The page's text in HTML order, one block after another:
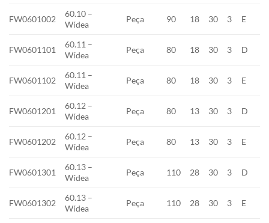
FW0601002
60.10 –
Wídea
Peça 90 18 30 3 E
FW0601101
60.11 –
Wídea
Peça 80 18 30 3 D
FW0601102
60.11 –
Wídea
Peça 80 18 30 3 E
FW0601201
60.12 –
Wídea
Peça 80 13 30 3 D
FW0601202
60.12 –
Wídea
Peça 80 13 30 3 E
FW0601301
60.13 –
Wídea
Peça 110 28 30 3 D
FW0601302
60.13 –
Wídea
Peça 110 28 30 3 E